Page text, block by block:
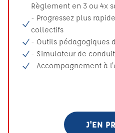
Règlement en 3 ou 4x
- Progressez plus
collectifs
- Outils pédagogiques
- Simulateur de
- Accompagnement à
J'EN